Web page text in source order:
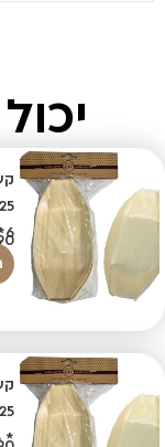
6*11 ס"מ
* 13.5 ס"מ